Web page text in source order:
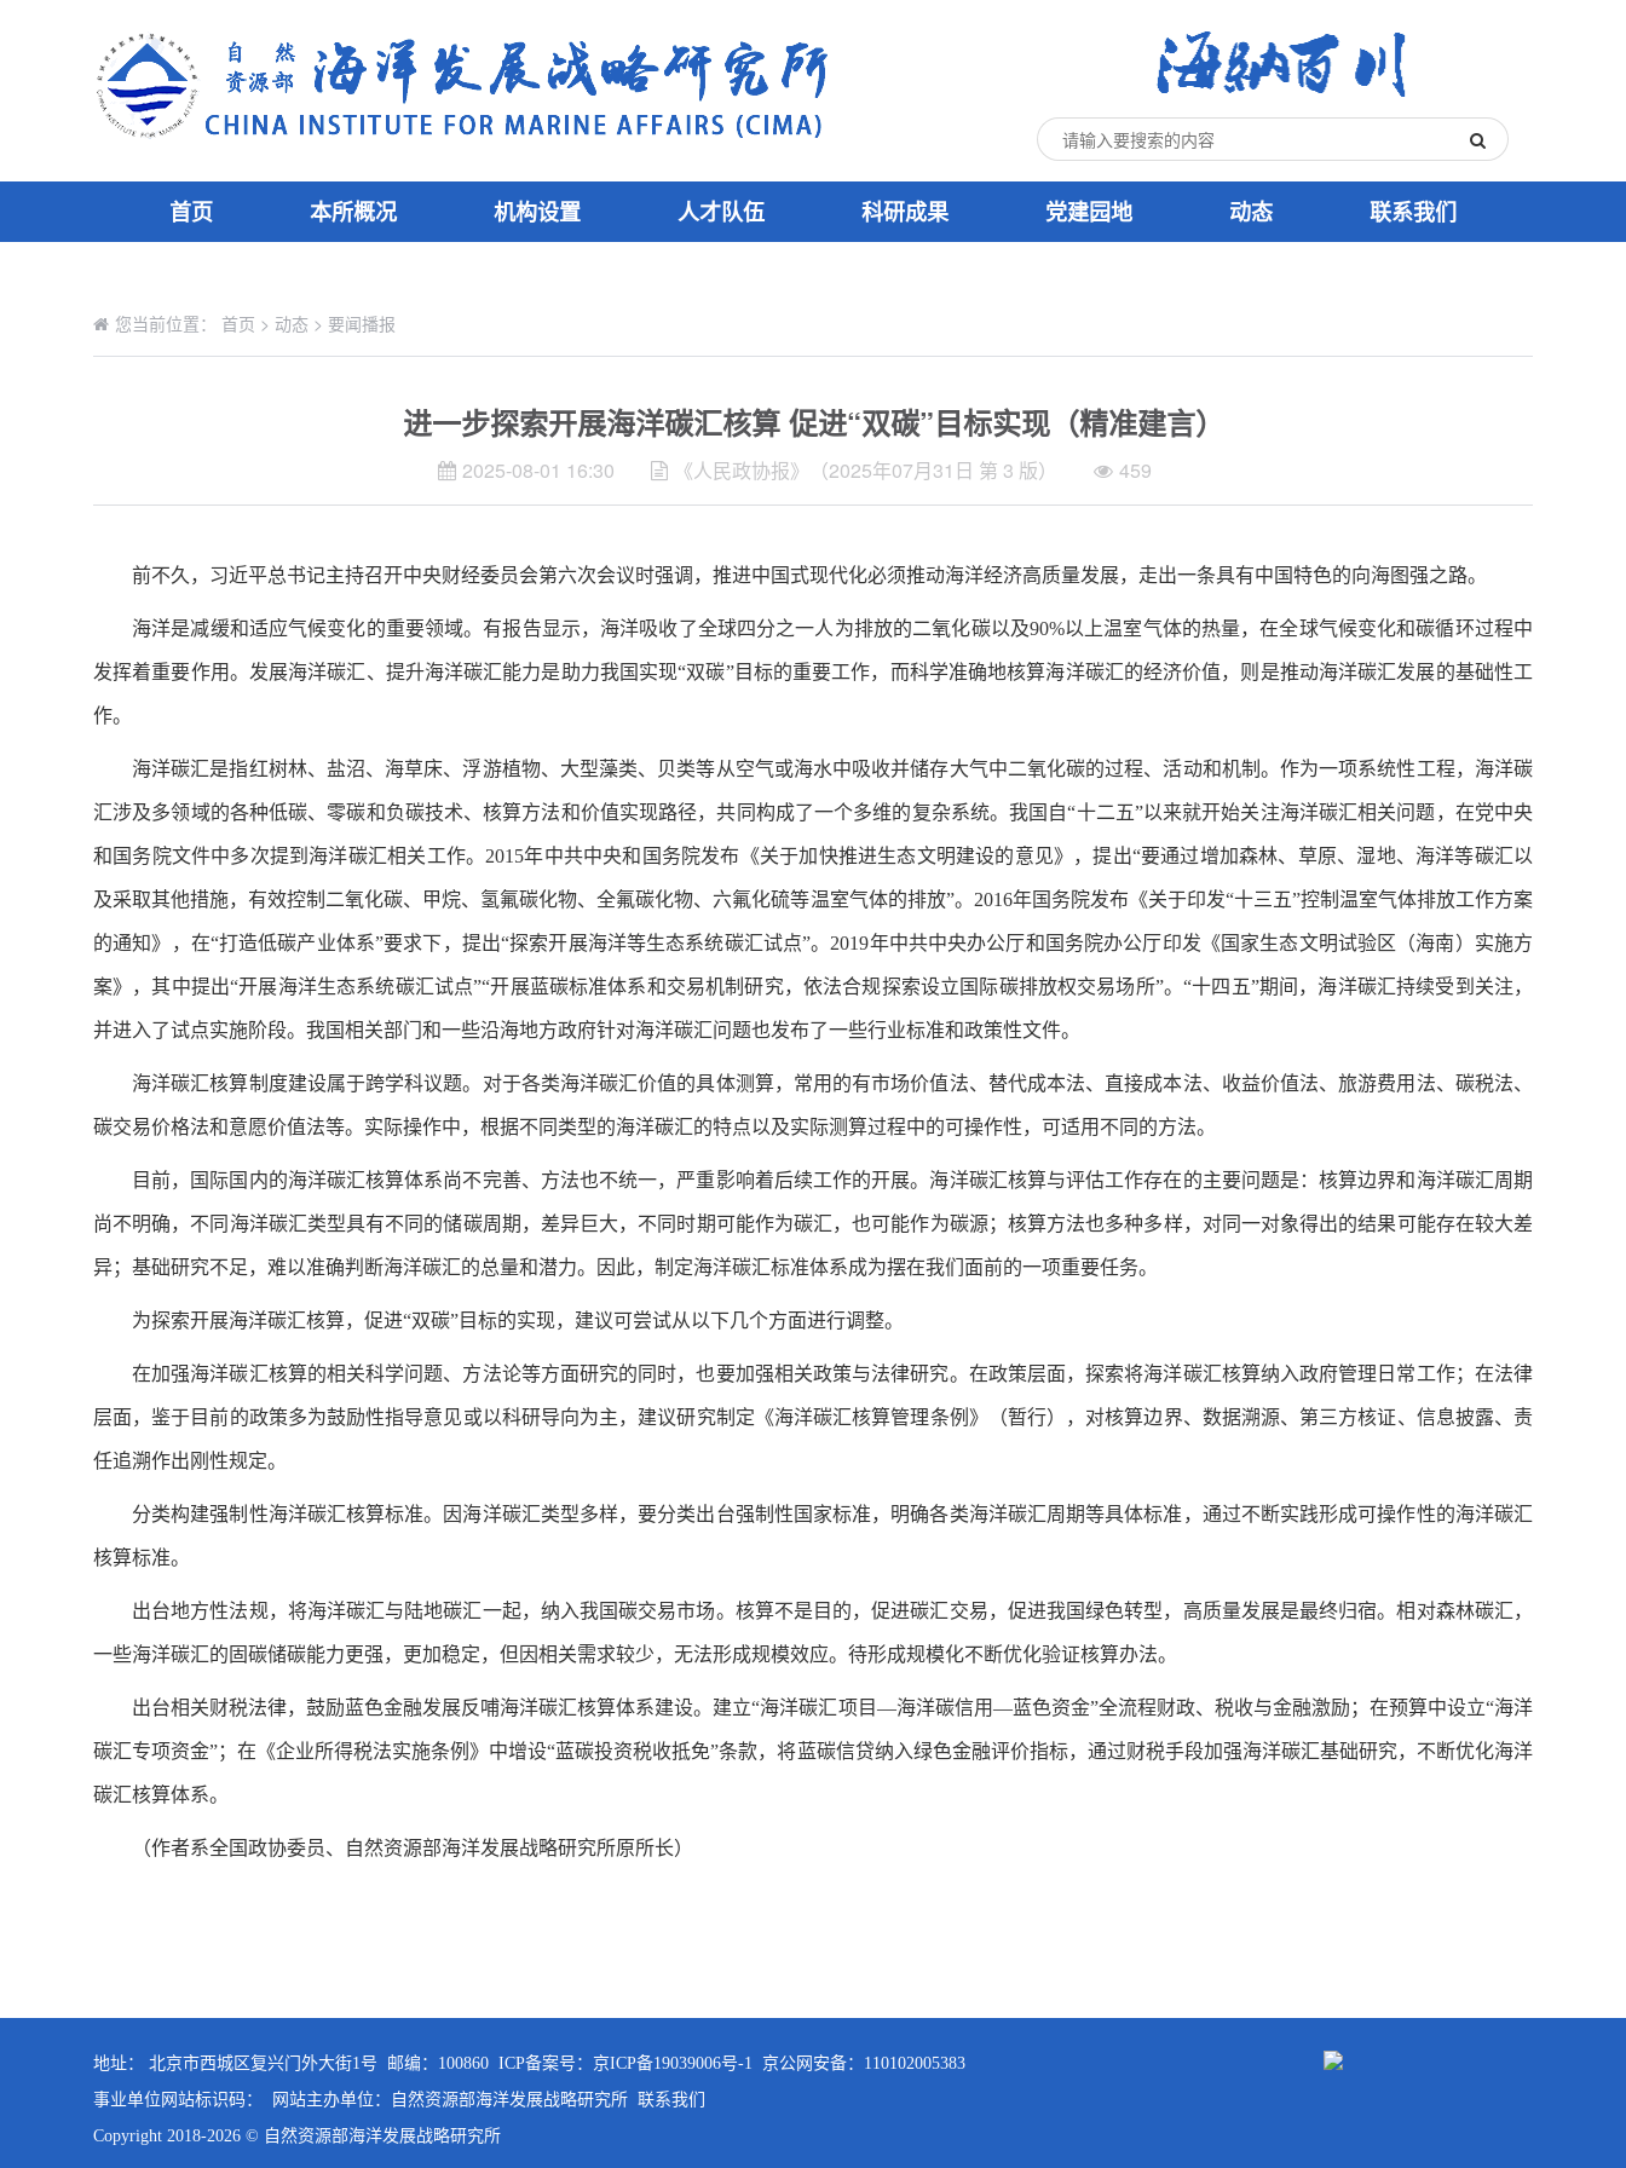
首页 本所概况 机构设置 人才队伍 科研成果 党建园地 动态 联系我们
您当前位置： 首页 > 动态 > 要闻播报
进一步探索开展海洋碳汇核算 促进“双碳”目标实现（精准建言）
2025-08-01 16:30 《人民政协报》（2025年07月31日 第 3 版） 459
前不久，习近平总书记主持召开中央财经委员会第六次会议时强调，推进中国式现代化必须推动海洋经济高质量发展，走出一条具有中国特色的向海图强之路。
海洋是减缓和适应气候变化的重要领域。有报告显示，海洋吸收了全球四分之一人为排放的二氧化碳以及90%以上温室气体的热量，在全球气候变化和碳循环过程中
发挥着重要作用。发展海洋碳汇、提升海洋碳汇能力是助力我国实现“双碳”目标的重要工作，而科学准确地核算海洋碳汇的经济价值，则是推动海洋碳汇发展的基础性工
作。
海洋碳汇是指红树林、盐沼、海草床、浮游植物、大型藻类、贝类等从空气或海水中吸收并储存大气中二氧化碳的过程、活动和机制。作为一项系统性工程，海洋碳
汇涉及多领域的各种低碳、零碳和负碳技术、核算方法和价值实现路径，共同构成了一个多维的复杂系统。我国自“十二五”以来就开始关注海洋碳汇相关问题，在党中央
和国务院文件中多次提到海洋碳汇相关工作。2015年中共中央和国务院发布《关于加快推进生态文明建设的意见》，提出“要通过增加森林、草原、湿地、海洋等碳汇以
及采取其他措施，有效控制二氧化碳、甲烷、氢氟碳化物、全氟碳化物、六氟化硫等温室气体的排放”。2016年国务院发布《关于印发“十三五”控制温室气体排放工作方案
的通知》，在“打造低碳产业体系”要求下，提出“探索开展海洋等生态系统碳汇试点”。2019年中共中央办公厅和国务院办公厅印发《国家生态文明试验区（海南）实施方
案》，其中提出“开展海洋生态系统碳汇试点”“开展蓝碳标准体系和交易机制研究，依法合规探索设立国际碳排放权交易场所”。“十四五”期间，海洋碳汇持续受到关注，
并进入了试点实施阶段。我国相关部门和一些沿海地方政府针对海洋碳汇问题也发布了一些行业标准和政策性文件。
海洋碳汇核算制度建设属于跨学科议题。对于各类海洋碳汇价值的具体测算，常用的有市场价值法、替代成本法、直接成本法、收益价值法、旅游费用法、碳税法、
碳交易价格法和意愿价值法等。实际操作中，根据不同类型的海洋碳汇的特点以及实际测算过程中的可操作性，可适用不同的方法。
目前，国际国内的海洋碳汇核算体系尚不完善、方法也不统一，严重影响着后续工作的开展。海洋碳汇核算与评估工作存在的主要问题是：核算边界和海洋碳汇周期
尚不明确，不同海洋碳汇类型具有不同的储碳周期，差异巨大，不同时期可能作为碳汇，也可能作为碳源；核算方法也多种多样，对同一对象得出的结果可能存在较大差
异；基础研究不足，难以准确判断海洋碳汇的总量和潜力。因此，制定海洋碳汇标准体系成为摆在我们面前的一项重要任务。
为探索开展海洋碳汇核算，促进“双碳”目标的实现，建议可尝试从以下几个方面进行调整。
在加强海洋碳汇核算的相关科学问题、方法论等方面研究的同时，也要加强相关政策与法律研究。在政策层面，探索将海洋碳汇核算纳入政府管理日常工作；在法律
层面，鉴于目前的政策多为鼓励性指导意见或以科研导向为主，建议研究制定《海洋碳汇核算管理条例》（暂行），对核算边界、数据溯源、第三方核证、信息披露、责
任追溯作出刚性规定。
分类构建强制性海洋碳汇核算标准。因海洋碳汇类型多样，要分类出台强制性国家标准，明确各类海洋碳汇周期等具体标准，通过不断实践形成可操作性的海洋碳汇
核算标准。
出台地方性法规，将海洋碳汇与陆地碳汇一起，纳入我国碳交易市场。核算不是目的，促进碳汇交易，促进我国绿色转型，高质量发展是最终归宿。相对森林碳汇，
一些海洋碳汇的固碳储碳能力更强，更加稳定，但因相关需求较少，无法形成规模效应。待形成规模化不断优化验证核算办法。
出台相关财税法律，鼓励蓝色金融发展反哺海洋碳汇核算体系建设。建立“海洋碳汇项目—海洋碳信用—蓝色资金”全流程财政、税收与金融激励；在预算中设立“海洋
碳汇专项资金”；在《企业所得税法实施条例》中增设“蓝碳投资税收抵免”条款，将蓝碳信贷纳入绿色金融评价指标，通过财税手段加强海洋碳汇基础研究，不断优化海洋
碳汇核算体系。
（作者系全国政协委员、自然资源部海洋发展战略研究所原所长）
地址： 北京市西城区复兴门外大街1号 邮编：100860 ICP备案号：京ICP备19039006号-1 京公网安备：110102005383
事业单位网站标识码： 网站主办单位：自然资源部海洋发展战略研究所 联系我们
Copyright 2018-2026 © 自然资源部海洋发展战略研究所